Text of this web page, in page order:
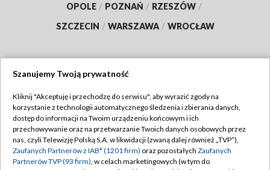
OPOLE / POZNAŃ / RZESZÓW /
SZCZECIN / WARSZAWA / WROCŁAW
TVP
Abonament TVP
Emisja w TVP
Regulamin TVP
Polityka prywatności
Szanujemy Twoją prywatność
Kliknij "Akceptuję i przechodzę do serwisu", aby wyrazić zgody na
korzystanie z technologii automatycznego śledzenia i zbierania danych,
dostęp do informacji na Twoim urządzeniu końcowym i ich
przechowywanie oraz na przetwarzanie Twoich danych osobowych przez
nas, czyli Telewizję Polską S.A. w likwidacji (zwaną dalej również „TVP”),
Zaufanych Partnerów z IAB* (1201 firm) oraz pozostałych Zaufanych
Partnerów TVP (93 firm), w celach marketingowych (w tym do